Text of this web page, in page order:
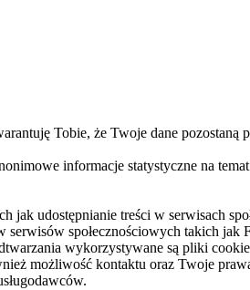
Tobie, że Twoje dane
informacje statystyczne na
jak udostępnianie treści w serwisach
społecznościowych takich jak
wykorzystywane są pliki
możliwość kontaktu oraz Twoje